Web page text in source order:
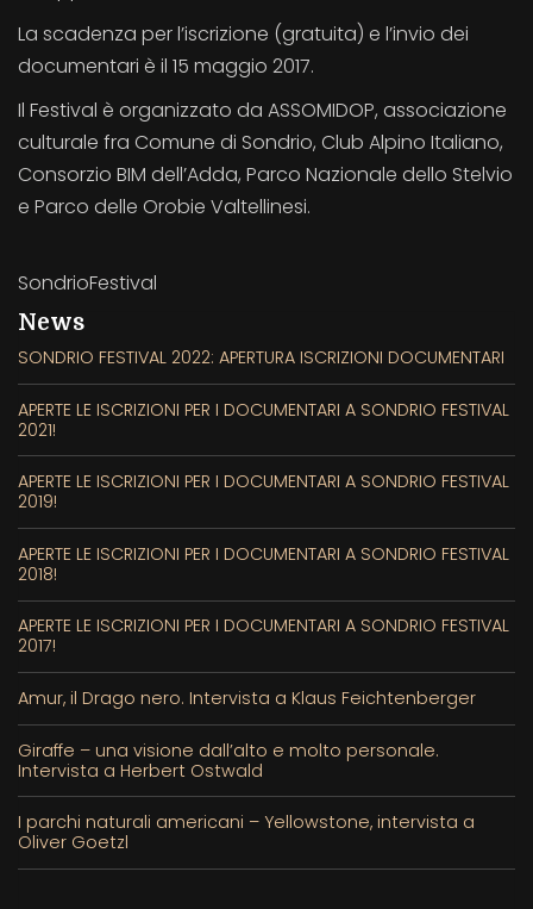
La scadenza per l’iscrizione (gratuita) e l’invio dei
documentari è il 15 maggio 2017.
Il Festival è organizzato da ASSOMIDOP, associazione
culturale fra Comune di Sondrio, Club Alpino Italiano,
Consorzio BIM dell’Adda, Parco Nazionale dello Stelvio
e Parco delle Orobie Valtellinesi.
SondrioFestival
News
SONDRIO FESTIVAL 2022: APERTURA ISCRIZIONI DOCUMENTARI
APERTE LE ISCRIZIONI PER I DOCUMENTARI A SONDRIO FESTIVAL
2021!
APERTE LE ISCRIZIONI PER I DOCUMENTARI A SONDRIO FESTIVAL
2019!
APERTE LE ISCRIZIONI PER I DOCUMENTARI A SONDRIO FESTIVAL
2018!
APERTE LE ISCRIZIONI PER I DOCUMENTARI A SONDRIO FESTIVAL
2017!
Amur, il Drago nero. Intervista a Klaus Feichtenberger
Giraffe – una visione dall’alto e molto personale.
Intervista a Herbert Ostwald
I parchi naturali americani – Yellowstone, intervista a
Oliver Goetzl